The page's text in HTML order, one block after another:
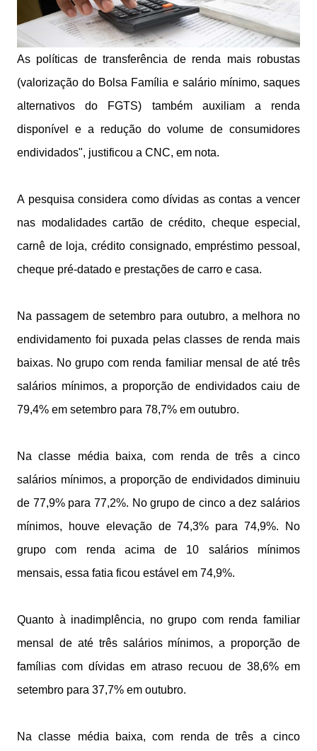
As políticas de transferência de renda mais robustas
(valorização do Bolsa Família e salário mínimo, saques
alternativos do FGTS) também auxiliam a renda
disponível e a redução do volume de consumidores
endividados", justificou a CNC, em nota.
A pesquisa considera como dívidas as contas a vencer
nas modalidades cartão de crédito, cheque especial,
carnê de loja, crédito consignado, empréstimo pessoal,
cheque pré-datado e prestações de carro e casa.
Na passagem de setembro para outubro, a melhora no
endividamento foi puxada pelas classes de renda mais
baixas. No grupo com renda familiar mensal de até três
salários mínimos, a proporção de endividados caiu de
79,4% em setembro para 78,7% em outubro.
Na classe média baixa, com renda de três a cinco
salários mínimos, a proporção de endividados diminuiu
de 77,9% para 77,2%. No grupo de cinco a dez salários
mínimos, houve elevação de 74,3% para 74,9%. No
grupo com renda acima de 10 salários mínimos
mensais, essa fatia ficou estável em 74,9%.
Quanto à inadimplência, no grupo com renda familiar
mensal de até três salários mínimos, a proporção de
famílias com dívidas em atraso recuou de 38,6% em
setembro para 37,7% em outubro.
Na classe média baixa, com renda de três a cinco